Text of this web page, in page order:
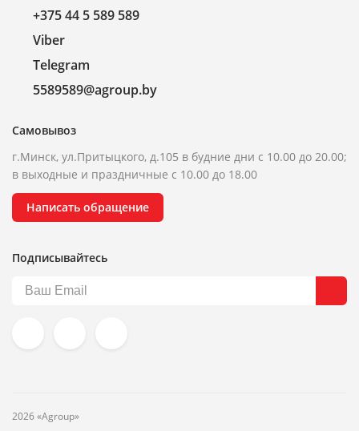
+375 44 5 589 589
Viber
Telegram
5589589@agroup.by
Самовывоз
г.Минск, ул.Притыцкого, д.105 в будние дни с 10.00 до 20.00;
в выходные и праздничные с 10.00 до 18.00
Написать обращение
Подписывайтесь
2026 «Agroup»